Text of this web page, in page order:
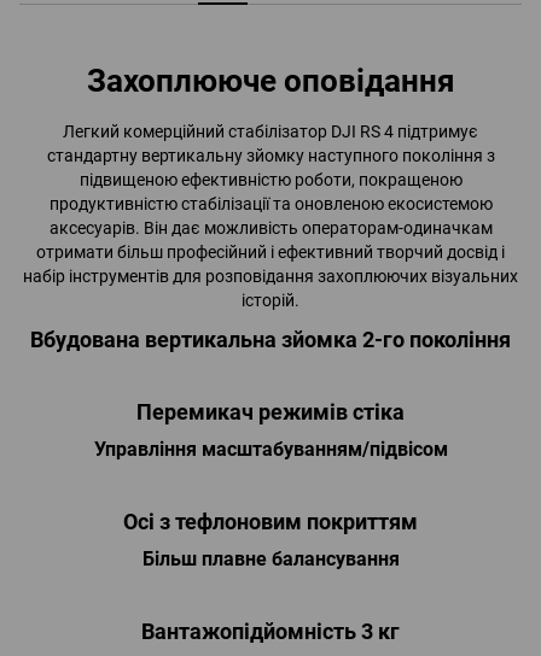
Захоплююче оповідання
Легкий комерційний стабілізатор DJI RS 4 підтримує
стандартну вертикальну зйомку наступного покоління з
підвищеною ефективністю роботи, покращеною
продуктивністю стабілізації та оновленою екосистемою
аксесуарів. Він дає можливість операторам-одиначкам
отримати більш професійний і ефективний творчий досвід і
набір інструментів для розповідання захоплюючих візуальних
історій.
Вбудована вертикальна зйомка 2-го покоління
Перемикач режимів стіка
Управління масштабуванням/підвісом
Осі з тефлоновим покриттям
Більш плавне балансування
Вантажопідйомність 3 кг